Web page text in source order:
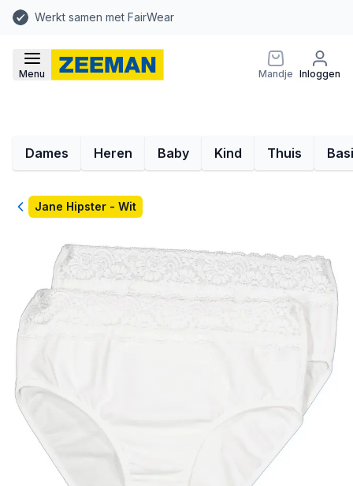
Werkt samen met FairWear
Menu Mandje Inloggen
Dames Heren Baby Kind Thuis
TerugJane Hipster - Wit